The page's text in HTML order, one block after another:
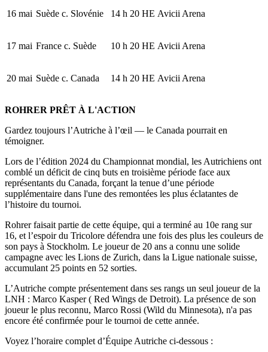
16 mai Suède c. Slovénie 14 h 20 HE Avicii Arena
17 mai France c. Suède 10 h 20 HE Avicii Arena
20 mai Suède c. Canada 14 h 20 HE Avicii Arena
ROHRER PRÊT À L'ACTION
Gardez toujours l’Autriche à l’œil — le Canada pourrait en
témoigner.
Lors de l’édition 2024 du Championnat mondial, les Autrichiens ont
comblé un déficit de cinq buts en troisième période face aux
représentants du Canada, forçant la tenue d’une période
supplémentaire dans l'une des remontées les plus éclatantes de
l’histoire du tournoi.
Rohrer faisait partie de cette équipe, qui a terminé au 10e rang sur
16, et l’espoir du Tricolore défendra une fois des plus les couleurs de
son pays à Stockholm. Le joueur de 20 ans a connu une solide
campagne avec les Lions de Zurich, dans la Ligue nationale suisse,
accumulant 25 points en 52 sorties.
L’Autriche compte présentement dans ses rangs un seul joueur de la
LNH : Marco Kasper ( Red Wings de Detroit). La présence de son
joueur le plus reconnu, Marco Rossi (Wild du Minnesota), n'a pas
encore été confirmée pour le tournoi de cette année.
Voyez l’horaire complet d’Équipe Autriche ci-dessous :